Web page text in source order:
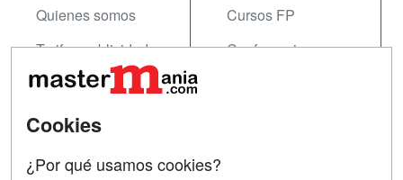
Quienes somos
Tarifas publicidad
Acceso Usuarios
Acceso Centros
Cursos FP
Conferencias
Cookies
¿Por qué usamos cookies?